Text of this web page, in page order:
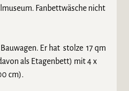
Fanbettwäsche nicht
Er hat stolze 17 qm
als Etagenbett) mit 4 x
cm).